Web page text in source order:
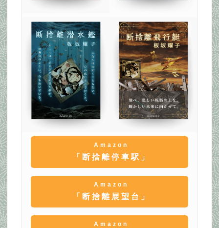
Amazon
「断捨離停車駅」
Amazon
「断捨離展望台」
Amazon